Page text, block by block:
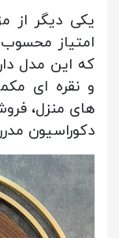
یکی دیگر از
امتیاز
که این مدل
و نقره ای
های منزل،
دکوراسیون